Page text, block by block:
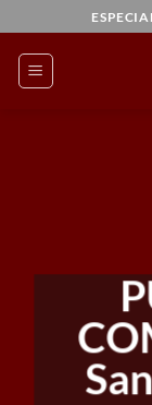
al
contenido